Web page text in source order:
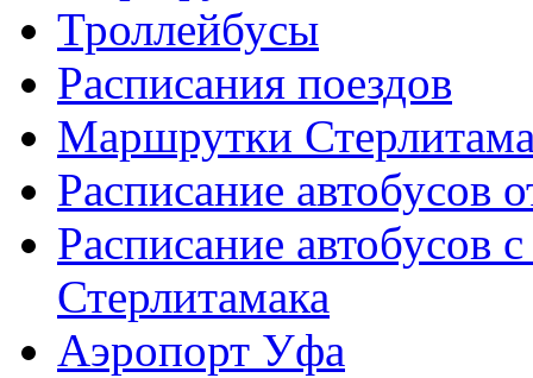
Троллейбусы
Расписания поездов
Маршрутки
Расписание автобусов
Расписание автобусов
Стерлитамака
Аэропорт Уфа